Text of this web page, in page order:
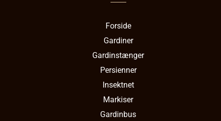
Forside
Gardiner
Gardinstænger
Persienner
Insektnet
Markiser
Gardinbus